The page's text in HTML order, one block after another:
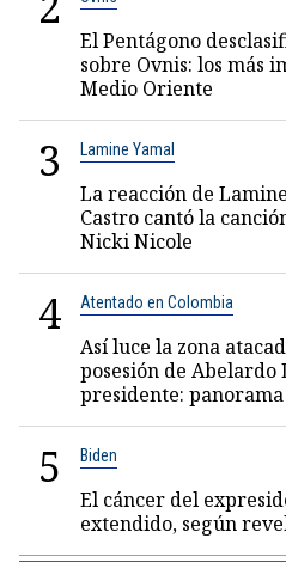
El Pentágono
sobre Ovnis: los más
Medio Oriente
3 Lamine Yamal
La reacción de
Castro cantó la
Nicki Nicole
4 Atentado en Colombia
Así luce la zona
posesión de Abelardo
presidente:
5 Biden
El cáncer del
extendido, según